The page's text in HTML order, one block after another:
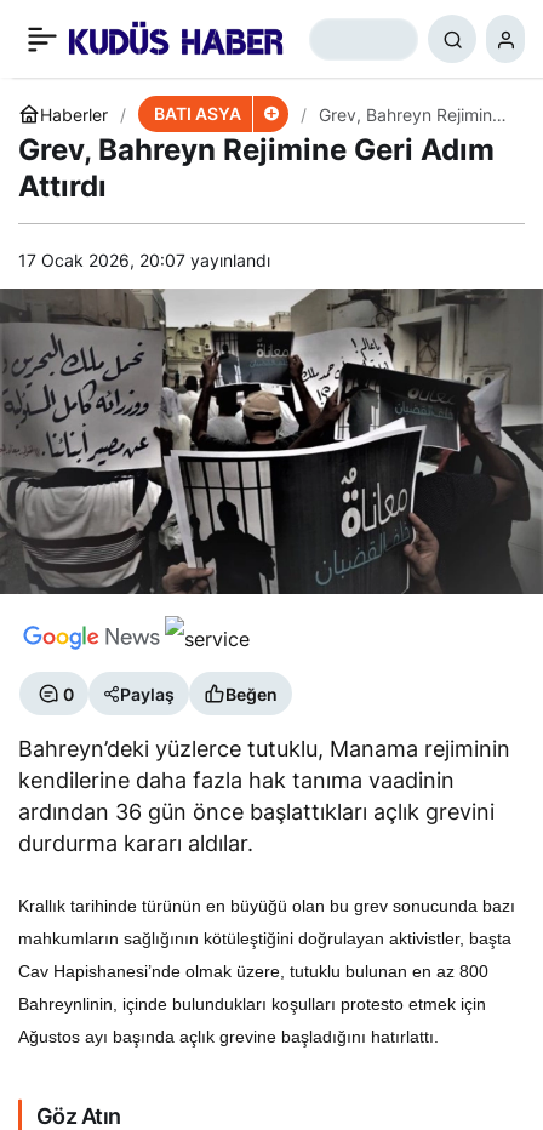
Haberler BATI ASYA
Grev, Bahreyn Rejimine
Geri Adım Attırdı
Grev, Bahreyn Rejimine Geri Adım
Attırdı
17 Ocak 2026, 20:07 yayınlandı
0 Paylaş Beğen
Bahreyn’deki yüzlerce tutuklu, Manama rejiminin
kendilerine daha fazla hak tanıma vaadinin
ardından 36 gün önce başlattıkları açlık grevini
durdurma kararı aldılar.
Krallık tarihinde türünün en büyüğü olan bu grev sonucunda bazı
mahkumların sağlığının kötüleştiğini doğrulayan aktivistler, başta
Cav Hapishanesi’nde olmak üzere, tutuklu bulunan en az 800
Bahreynlinin, içinde bulundukları koşulları protesto etmek için
Ağustos ayı başında açlık grevine başladığını hatırlattı.
Göz Atın
Hamas: Kurtuluşun Tek
Yolu Direniştir
+ 0 Paylaş